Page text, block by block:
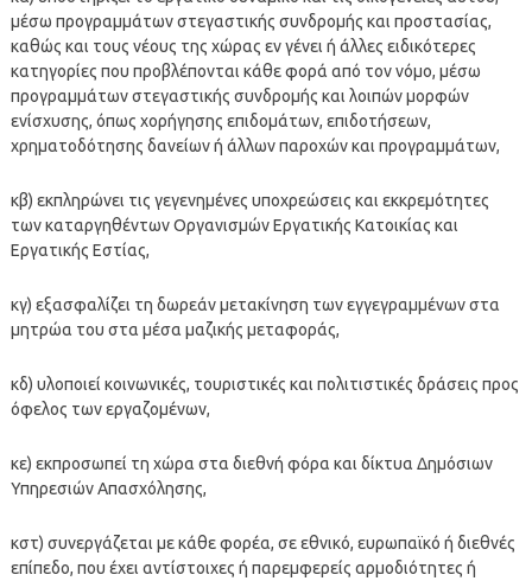
μέσω προγραμμάτων στεγαστικής συνδρομής και προστασίας,
καθώς και τους νέους της χώρας εν γένει ή άλλες ειδικότερες
κατηγορίες που προβλέπονται κάθε φορά από τον νόμο, μέσω
προγραμμάτων στεγαστικής συνδρομής και λοιπών μορφών
ενίσχυσης, όπως χορήγησης επιδομάτων, επιδοτήσεων,
χρηματοδότησης δανείων ή άλλων παροχών και προγραμμάτων,
κβ) εκπληρώνει τις γεγενημένες υποχρεώσεις και εκκρεμότητες
των καταργηθέντων Οργανισμών Εργατικής Κατοικίας και
Εργατικής Εστίας,
κγ) εξασφαλίζει τη δωρεάν μετακίνηση των εγγεγραμμένων στα
μητρώα του στα μέσα μαζικής μεταφοράς,
κδ) υλοποιεί κοινωνικές, τουριστικές και πολιτιστικές δράσεις προς
όφελος των εργαζομένων,
κε) εκπροσωπεί τη χώρα στα διεθνή φόρα και δίκτυα Δημόσιων
Υπηρεσιών Απασχόλησης,
κστ) συνεργάζεται με κάθε φορέα, σε εθνικό, ευρωπαϊκό ή διεθνές
επίπεδο, που έχει αντίστοιχες ή παρεμφερείς αρμοδιότητες ή